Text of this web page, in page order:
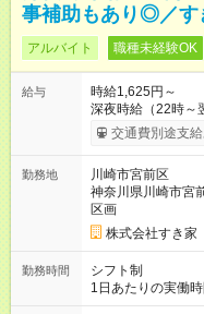
事補助もあり◎／す
アルバイト 職種未経験OK
給与
時給1,625円～
深夜時給（22時～翌5時）：
試用期間の長さ：
試用期間の実態
同時給）
交通費別途支給
勤務地
川崎市宮前区
神奈川県川崎市宮
区画
株式会社すき家
勤務時間
シフト制
1日あたりの実働
週2日～・1日2h